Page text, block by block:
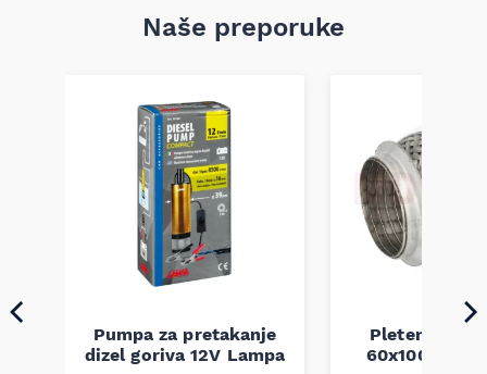
Naše preporuke
Pumpa za pretakanje
dizel goriva 12V Lampa
Pletenica
60x100